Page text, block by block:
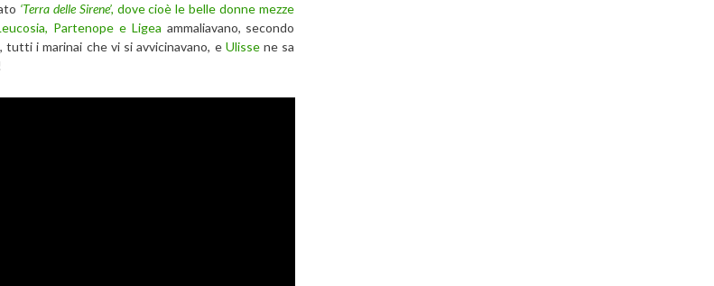
‘Terra delle Sirene’, dove cioè le belle donne mezze
Partenope e Ligea ammaliavano, secondo
tutti i marinai che vi si avvicinavano, e Ulissene sa